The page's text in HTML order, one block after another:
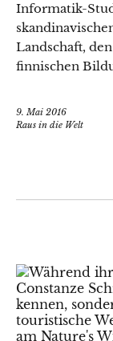
Informatik-
Landschaft,
finnischen
9. Mai 2016
Raus in die Welt